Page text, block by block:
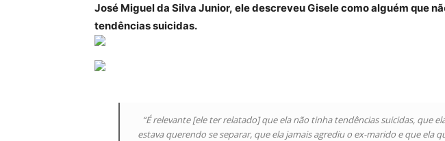
José Miguel da Silva Junior, ele descreveu Gisele como alguém que
tendências suicidas.
“É relevante [ele ter relatado] que ela não tinha tendências suicidas, que
estava querendo se separar, que ela jamais agrediu o ex-marido e que ela